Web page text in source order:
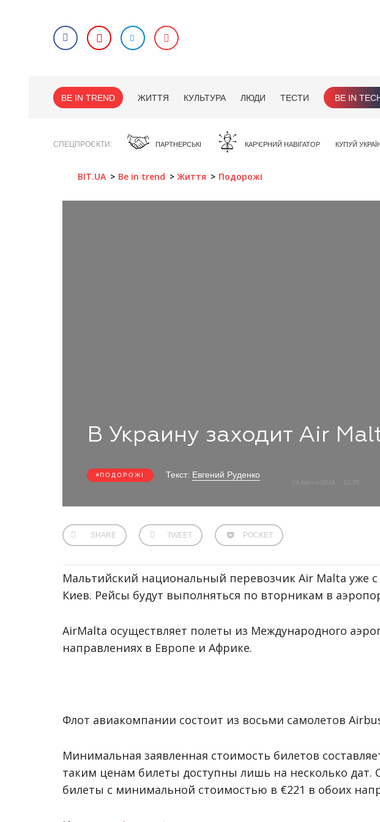
BE IN TREND ЖИТТЯ КУЛЬТУРА ЛЮДИ ТЕСТИ BE IN
СПЕЦПРОЄКТИ ПАРТНЕРСЬКІ КАР'ЄРНИЙ НАВІГАТОР КУПУЙ
BIT.UA Be in trend Життя Подорожі
В Украину заходит Air
ПОДОРОЖІ Текст: Евгений Руденко
SHARE TWEET POCKET
Мальтийский национальный перевозчик Air Malta уже
Киев. Рейсы будут выполняться по вторникам в
AirMalta осуществляет полеты из Международного
направлениях в Европе и Африке.
Флот авиакомпании состоит из восьми самолетов
Минимальная заявленная стоимость билетов
таким ценам билеты доступны лишь на несколько дат.
билеты с минимальной стоимостью в €221 в обоих